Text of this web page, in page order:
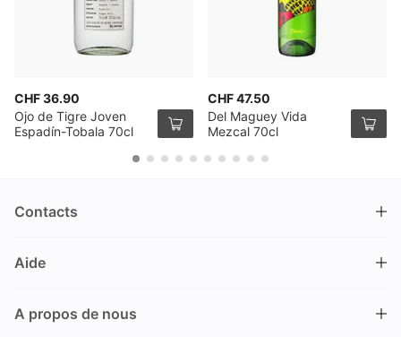
CHF 36.90
Ojo de Tigre Joven
Espadín-Tobala 70cl
CHF 47.50
Del Maguey Vida
Mezcal 70cl
Contacts
Nüschelerstrasse 35
Suisse
Aide
Processus de commande
A propos de nous